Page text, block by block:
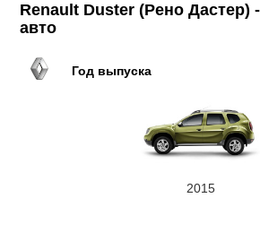
Renault Duster (Рено Дастер)
авто
Год выпуска
2015